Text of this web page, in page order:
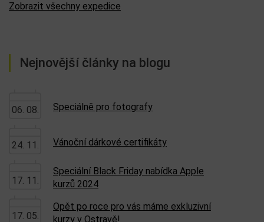
Zobrazit všechny expedice
Nejnovější články na blogu
06. 08. Speciálně pro fotografy
24. 11. Vánoční dárkové certifikáty
17. 11.
Speciální Black Friday nabídka Apple
kurzů 2024
17. 05.
Opět po roce pro vás máme exkluzivní
kurzy v Ostravě!